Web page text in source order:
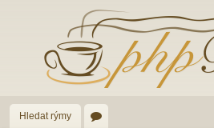
Hledat rýmy